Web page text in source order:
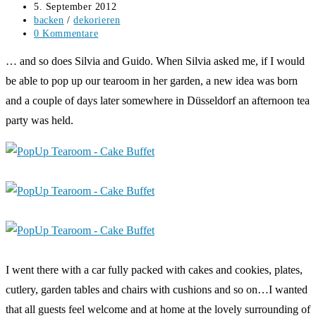
Beitrag
veröffentlicht:
5. September 2012
Beitrags-
Kategorie:
backen / dekorieren
Beitrags-
0 Kommentare
… and so does Silvia and Guido. When Silvia asked me, if I would
be able to pop up our tearoom in her garden, a new idea was born
and a couple of days later somewhere in Düsseldorf an afternoon tea
party was held.
I went there with a car fully packed with cakes and cookies, plates,
cutlery, garden tables and chairs with cushions and so on…I wanted
that all guests feel welcome and at home at the lovely surrounding of